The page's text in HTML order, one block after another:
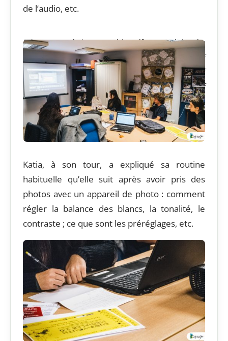
de l’audio, etc.
[Vincent took it upon himself to explain the
intricacies of editing the audio recording of
someone’s speech. He covered how to get rid of
the background noise, delete certain parts of
the audio neatly, and more.]
Katia, à son tour, a expliqué sa routine
habituelle qu’elle suit après avoir pris des
photos avec un appareil de photo : comment
régler la balance des blancs, la tonalité, le
contraste ; ce que sont les préréglages, etc.
[Katia, in her turn, explained her usual routine
that she follows after she has taken photos with
a photo camera: how to adjust the white
balance, tone, contrast; what presets are, etc.]